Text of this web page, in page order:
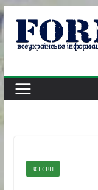
Skip
content
ВСЕСВІТ